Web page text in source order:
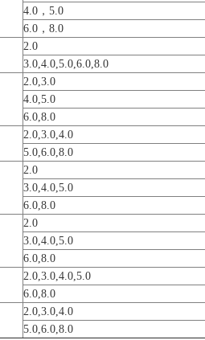
4.0，5.0
6.0，8.0
2.0
3.0,4.0,5.0,6.0,8.0
2.0,3.0
4.0,5.0
6.0,8.0
2.0,3.0,4.0
5.0,6.0,8.0
2.0
3.0,4.0,5.0
6.0,8.0
2.0
3.0,4.0,5.0
6.0,8.0
2.0,3.0,4.0,5.0
6.0,8.0
2.0,3.0,4.0
5.0,6.0,8.0